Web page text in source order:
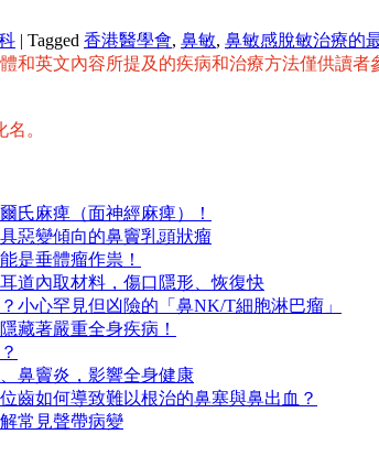
| Tagged 香港醫學會, 鼻敏, 鼻敏感脫敏治療的
和英文內容所提及的疾病和治療方法僅供讀
。
氏麻痺（面神經麻痺）！
惡變傾向的鼻竇乳頭狀瘤
是垂體瘤作祟！
道內取材料，傷口隱形、恢復快
小心罕見但凶險的「鼻NK/T細胞淋巴瘤」
藏著嚴重全身疾病！
鼻竇炎，影響全身健康
齒如何導致難以根治的鼻塞與鼻出血？
常見聲帶病變